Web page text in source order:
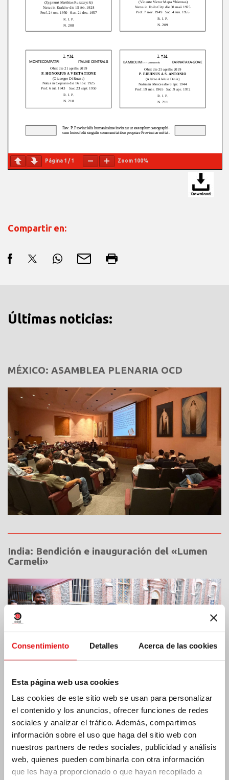
Consentimiento Detalles Acerca de las cookies
Esta página web usa cookies
Las cookies de este sitio web se usan para personalizar
el contenido y los anuncios, ofrecer funciones de redes
sociales y analizar el tráfico. Además, compartimos
información sobre el uso que haga del sitio web con
nuestros partners de redes sociales, publicidad y análisis
web, quienes pueden combinarla con otra información
que les haya proporcionado o que hayan recopilado a
Página 1 /1 Zoom 100%
Compartir en:
Últimas noticias:
MÉXICO: ASAMBLEA PLENARIA OCD
India: Bendición e inauguración del «Lumen
Carmeli»
Costa de Marfil: Doble jubileo de plata